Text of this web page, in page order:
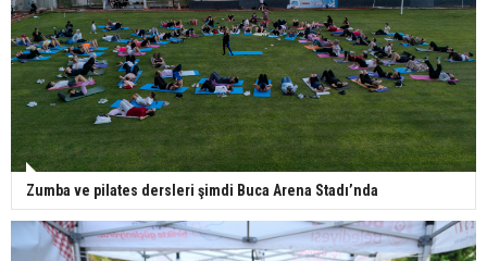
Zumba ve pilates dersleri şimdi Buca Arena Stadı’nda